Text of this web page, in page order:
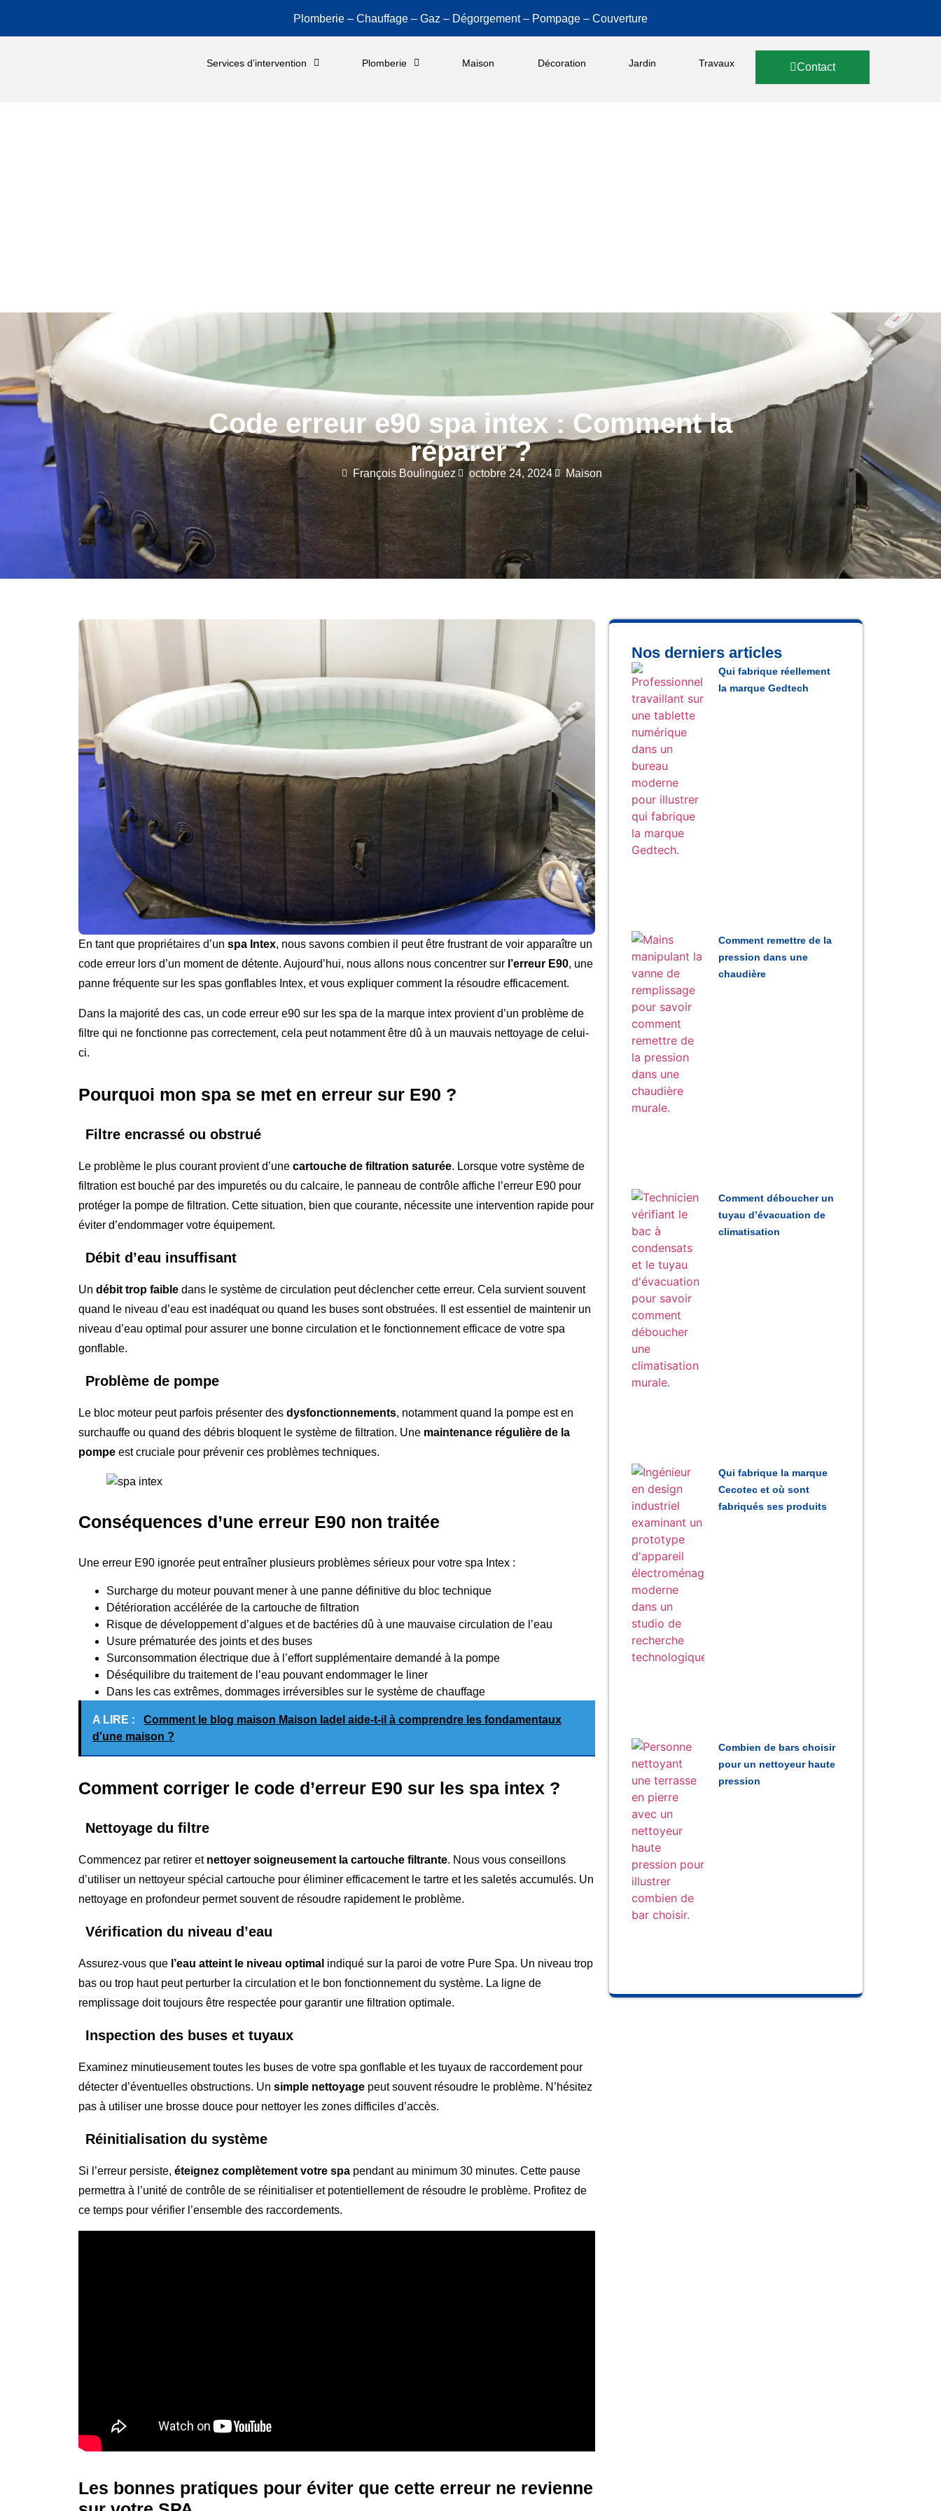
Plomberie – Chauffage – Gaz – Dégorgement – Pompage – Couverture
Services d’intervention Plomberie Maison Décoration Jardin Travaux Contact
Code erreur e90 spa intex : Comment la
réparer ?
François Boulinguez octobre 24, 2024 Maison
En tant que propriétaires d’un spa Intex, nous savons combien il peut être frustrant de voir apparaître un
code erreur lors d’un moment de détente. Aujourd’hui, nous allons nous concentrer sur l’erreur E90, une
panne fréquente sur les spas gonflables Intex, et vous expliquer comment la résoudre efficacement.
Dans la majorité des cas, un code erreur e90 sur les spa de la marque intex provient d’un problème de
filtre qui ne fonctionne pas correctement, cela peut notamment être dû à un mauvais nettoyage de celui-
ci.
Pourquoi mon spa se met en erreur sur E90 ?
Filtre encrassé ou obstrué
Le problème le plus courant provient d’une cartouche de filtration saturée. Lorsque votre système de
filtration est bouché par des impuretés ou du calcaire, le panneau de contrôle affiche l’erreur E90 pour
protéger la pompe de filtration. Cette situation, bien que courante, nécessite une intervention rapide pour
éviter d’endommager votre équipement.
Débit d’eau insuffisant
Un débit trop faible dans le système de circulation peut déclencher cette erreur. Cela survient souvent
quand le niveau d’eau est inadéquat ou quand les buses sont obstruées. Il est essentiel de maintenir un
niveau d’eau optimal pour assurer une bonne circulation et le fonctionnement efficace de votre spa
gonflable.
Problème de pompe
Le bloc moteur peut parfois présenter des dysfonctionnements, notamment quand la pompe est en
surchauffe ou quand des débris bloquent le système de filtration. Une maintenance régulière de la
pompe est cruciale pour prévenir ces problèmes techniques.
Conséquences d’une erreur E90 non traitée
Une erreur E90 ignorée peut entraîner plusieurs problèmes sérieux pour votre spa Intex :
Surcharge du moteur pouvant mener à une panne définitive du bloc technique
Détérioration accélérée de la cartouche de filtration
Risque de développement d’algues et de bactéries dû à une mauvaise circulation de l’eau
Usure prématurée des joints et des buses
Surconsommation électrique due à l’effort supplémentaire demandé à la pompe
Déséquilibre du traitement de l’eau pouvant endommager le liner
Dans les cas extrêmes, dommages irréversibles sur le système de chauffage
A LIRE :
Comment le blog maison Maison Iadel aide-t-il à comprendre les fondamentaux
d'une maison ?
Comment corriger le code d’erreur E90 sur les spa intex ?
Nettoyage du filtre
Commencez par retirer et nettoyer soigneusement la cartouche filtrante. Nous vous conseillons
d’utiliser un nettoyeur spécial cartouche pour éliminer efficacement le tartre et les saletés accumulés. Un
nettoyage en profondeur permet souvent de résoudre rapidement le problème.
Vérification du niveau d’eau
Assurez-vous que l’eau atteint le niveau optimal indiqué sur la paroi de votre Pure Spa. Un niveau trop
bas ou trop haut peut perturber la circulation et le bon fonctionnement du système. La ligne de
remplissage doit toujours être respectée pour garantir une filtration optimale.
Inspection des buses et tuyaux
Examinez minutieusement toutes les buses de votre spa gonflable et les tuyaux de raccordement pour
détecter d’éventuelles obstructions. Un simple nettoyage peut souvent résoudre le problème. N’hésitez
pas à utiliser une brosse douce pour nettoyer les zones difficiles d’accès.
Réinitialisation du système
Si l’erreur persiste, éteignez complètement votre spa pendant au minimum 30 minutes. Cette pause
permettra à l’unité de contrôle de se réinitialiser et potentiellement de résoudre le problème. Profitez de
ce temps pour vérifier l’ensemble des raccordements.
Les bonnes pratiques pour éviter que cette erreur ne revienne
Nos derniers articles
Qui fabrique réellement
la marque Gedtech
Comment remettre de la
pression dans une
chaudière
Comment déboucher un
tuyau d’évacuation de
climatisation
Qui fabrique la marque
Cecotec et où sont
fabriqués ses produits
Combien de bars choisir
pour un nettoyeur haute
pression